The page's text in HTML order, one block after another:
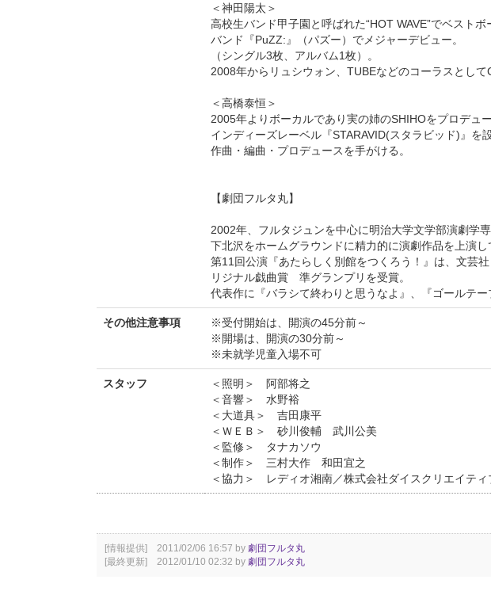
＜神田陽太＞
高校生バンド甲子園と呼ばれた“HOT WAVE”でベストボ
バンド『PuZZ:』（パズー）でメジャーデビュー。
（シングル3枚、アルバム1枚）。
2008年からリュシウォン、TUBEなどのコーラスとして
＜高橋泰恒＞
2005年よりボーカルであり実の姉のSHIHOをプロデュ
インディーズレーベル『STARAVID(スタラビッド)』を設
作曲・編曲・プロデュースを手がける。
【劇団フルタ丸】
2002年、フルタジュンを中心に明治大学文学部演劇学専
下北沢をホームグラウンドに精力的に演劇作品を上演し
第11回公演『あたらしく別館をつくろう！』は、文
リジナル戯曲賞 準グランプリを受賞。
代表作に『バラシて終わりと思うなよ』、『ゴールテ
その他注意事項
※受付開始は、開演の45分前～
※開場は、開演の30分前～
※未就学児童入場不可
スタッフ
＜照明＞ 阿部将之
＜音響＞ 水野裕
＜大道具＞ 吉田康平
＜ＷＥＢ＞ 砂川俊輔 武川公美
＜監修＞ タナカソウ
＜制作＞ 三村大作 和田宜之
＜協力＞ レディオ湘南／株式会社ダイスクリエイティ
[情報提供] 2011/02/06 16:57 by 劇団フルタ丸
[最終更新] 2012/01/10 02:32 by 劇団フルタ丸